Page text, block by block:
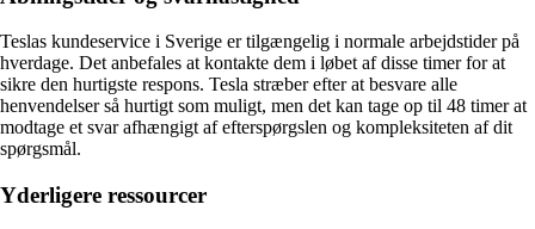
Teslas kundeservice i Sverige er tilgængelig i normale arbejdstider på
hverdage. Det anbefales at kontakte dem i løbet af disse timer for at
sikre den hurtigste respons. Tesla stræber efter at besvare alle
henvendelser så hurtigt som muligt, men det kan tage op til 48 timer at
modtage et svar afhængigt af efterspørgslen og kompleksiteten af dit
spørgsmål.
Yderligere ressourcer